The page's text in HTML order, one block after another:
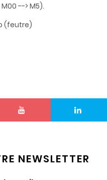
--> M5).
(feutre)
NEWSLETTER